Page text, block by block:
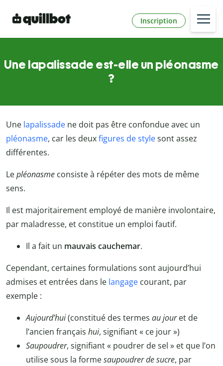
Inscription
Une lapalissade est-elle un pléonasme
?
Une lapalissade ne doit pas être confondue avec un
pléonasme, car les deuxfigures de stylesont assez
différentes.
Lepléonasme consiste à répéter des mots de même
sens.
Il est majoritairement employé de manière involontaire,
par maladresse, et constitue un emploi fautif.
Il a fait un mauvais cauchemar.
Cependant, certaines formulations sont aujourd’hui
admises et entrées dans le langage courant, par
exemple :
Aujourd’hui(constitué des termes au jouret de
l’ancien français hui, signifiant « ce jour »)
Saupoudrer, signifiant « poudrer de sel » et que l’on
utilise sous la formesaupoudrer de sucre, par